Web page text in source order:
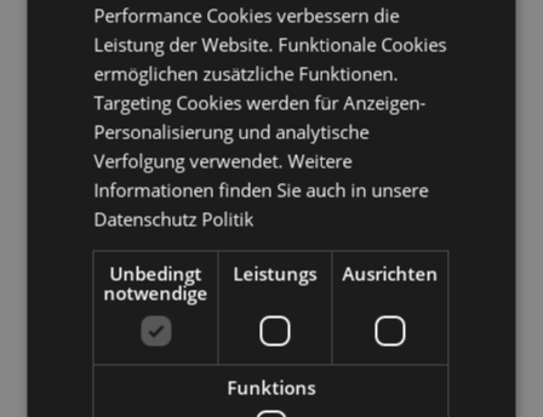
Produkttressourcen:
Möchten Sie mehr über den Einkauf bei Puckator
erfahren?Dann lesen Sie unserenLeitfaden für
Kundeninformationen.
Produktattribute
Information
Höhe 27cm Breite 29cm Tiefe 0.1cm
komprimiert 1.5x6x6cm
5055071505010
240
0.041000
Performance Cookies verbessern die
Leistung der Website. Funktionale Cookies
ermöglichen zusätzliche Funktionen.
Targeting Cookies werden für Anzeigen-
Personalisierung und analytische
Verfolgung verwendet. Weitere
Informationen finden Sie auch in unsere
Datenschutz Politik
Unbedingt
notwendige
Leistungs Ausrichten
Funktions